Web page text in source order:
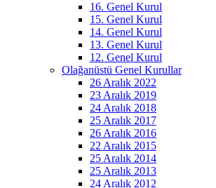
16. Genel Kurul
15. Genel Kurul
14. Genel Kurul
13. Genel Kurul
12. Genel Kurul
Olağanüstü Genel Kurullar
26 Aralık 2022
23 Aralık 2019
24 Aralık 2018
25 Aralık 2017
26 Aralık 2016
22 Aralık 2015
25 Aralık 2014
25 Aralık 2013
24 Aralık 2012